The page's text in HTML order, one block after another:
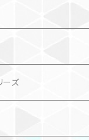
ーズ